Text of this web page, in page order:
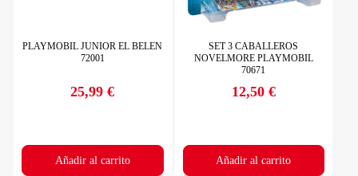
PLAYMOBIL JUNIOR EL BELEN
72001
Precio
25,99 €
Añadir al carrito
SET 3 CABALLEROS
NOVELMORE PLAYMOBIL
70671
Precio
12,50 €
Añadir al carrito